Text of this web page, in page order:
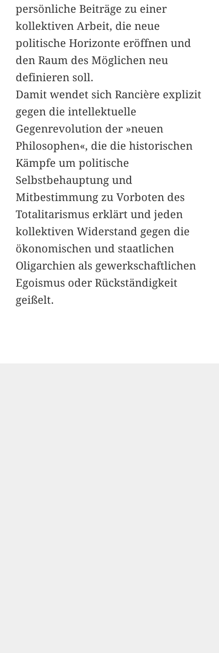
persönliche Beiträge zu einer
kollektiven Arbeit, die neue
politische Horizonte eröffnen und
den Raum des Möglichen neu
definieren soll.
Damit wendet sich Rancière explizit
gegen die intellektuelle
Gegenrevolution der »neuen
Philosophen«, die die historischen
Kämpfe um politische
Selbstbehauptung und
Mitbestimmung zu Vorboten des
Totalitarismus erklärt und jeden
kollektiven Widerstand gegen die
ökonomischen und staatlichen
Oligarchien als gewerkschaftlichen
Egoismus oder Rückständigkeit
geißelt.